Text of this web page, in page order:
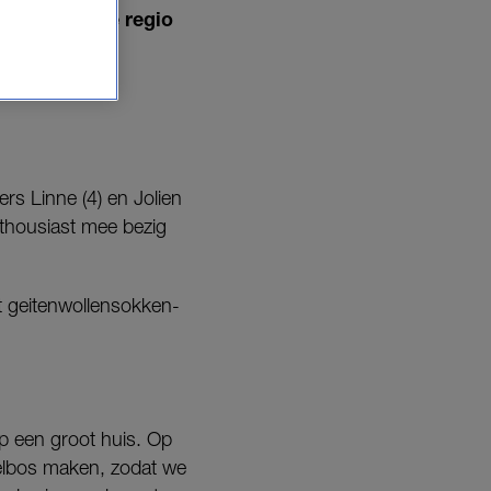
Spaanse regio
Linne (4) en Jolien
mee bezig
geitenwollensokken-
een groot huis. Op
maken, zodat we